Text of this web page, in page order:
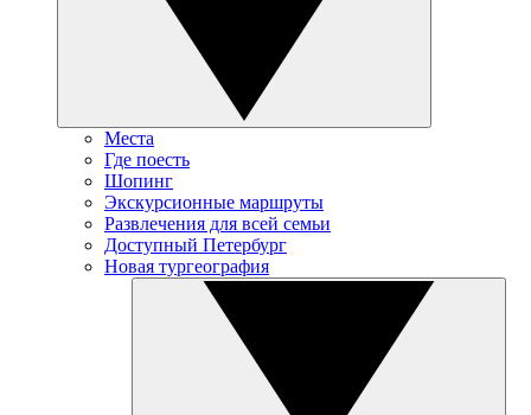
Места
Где поесть
Шопинг
Экскурсионные маршруты
Развлечения для всей семьи
Доступный Петербург
Новая тургеография